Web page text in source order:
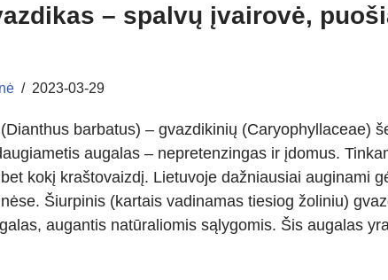
– spalvų įvairovė,
2023-03-29
barbatus) – gvazdikinių (Caryophyllaceae)
augalas – nepretenzingas ir įdomus.
kokį kraštovaizdį. Lietuvoje dažniausiai auginami
Šiurpinis (kartais vadinamas tiesiog žoliniu)
augantis natūraliomis sąlygomis. Šis augalas